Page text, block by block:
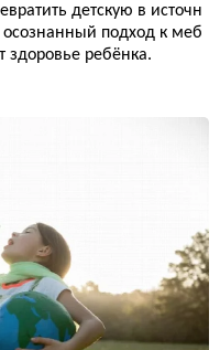
детскую в источн
осознанный подход к меб
здоровье ребёнка.